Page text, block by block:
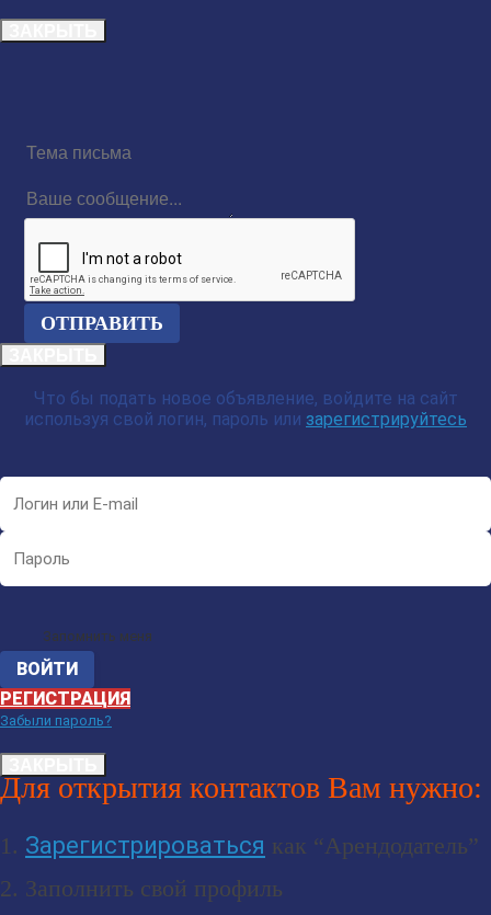
письма
сообщение...
Что бы подать новое объявление, войдите на сайт
используя свой логин, пароль или зарегистрируйтесь
Запомнить меня
РЕГИСТРАЦИЯ
Забыли пароль?
Для открытия контактов Вам нужно:
1. Зарегистрироваться как “Арендодатель”
2. Заполнить свой профиль